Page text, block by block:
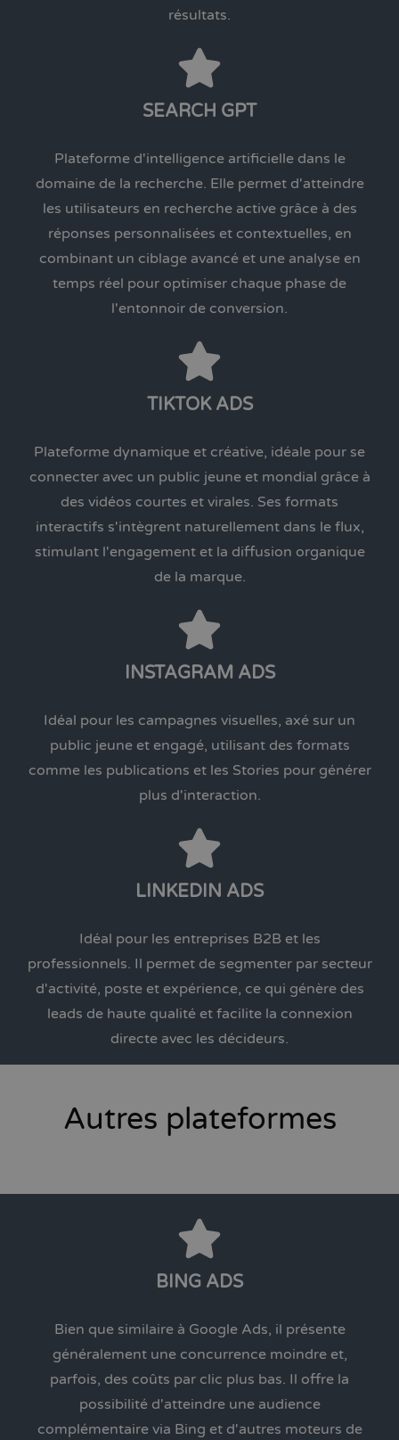
résultats.
SEARCH GPT
Plateforme d'intelligence artificielle dans le
domaine de la recherche. Elle permet d'atteindre
les utilisateurs en recherche active grâce à des
réponses personnalisées et contextuelles, en
combinant un ciblage avancé et une analyse en
temps réel pour optimiser chaque phase de
l'entonnoir de conversion.
TIKTOK ADS
Plateforme dynamique et créative, idéale pour se
connecter avec un public jeune et mondial grâce à
des vidéos courtes et virales. Ses formats
interactifs s'intègrent naturellement dans le flux,
stimulant l'engagement et la diffusion organique
de la marque.
INSTAGRAM ADS
Idéal pour les campagnes visuelles, axé sur un
public jeune et engagé, utilisant des formats
comme les publications et les Stories pour générer
plus d'interaction.
LINKEDIN ADS
Idéal pour les entreprises B2B et les
professionnels. Il permet de segmenter par secteur
d'activité, poste et expérience, ce qui génère des
leads de haute qualité et facilite la connexion
directe avec les décideurs.
Autres plateformes
BING ADS
Bien que similaire à Google Ads, il présente
généralement une concurrence moindre et,
parfois, des coûts par clic plus bas. Il offre la
possibilité d'atteindre une audience
complémentaire via Bing et d'autres moteurs de